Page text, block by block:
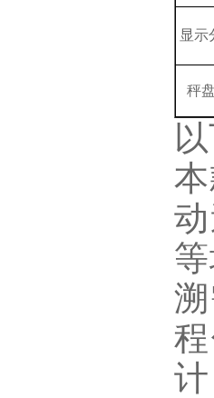
显示
秤